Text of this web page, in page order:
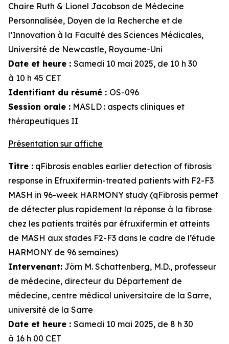
Chaire Ruth & Lionel Jacobson de Médecine
Personnalisée, Doyen de la Recherche et de
l’Innovation à la Faculté des Sciences Médicales,
Université de Newcastle, Royaume-Uni
Date et heure : Samedi 10 mai 2025, de 10 h 30
à 10 h 45 CET
Identifiant du résumé : OS-096
Session orale : MASLD : aspects cliniques et
thérapeutiques II
Présentation sur affiche
Titre : qFibrosis enables earlier detection of fibrosis
response in Efruxifermin-treated patients with F2-F3
MASH in 96-week HARMONY study (qFibrosis permet
de détecter plus rapidement la réponse à la fibrose
chez les patients traités par éfruxifermin et atteints
de MASH aux stades F2-F3 dans le cadre de l’étude
HARMONY de 96 semaines)
Intervenant: Jörn M. Schattenberg, M.D., professeur
de médecine, directeur du Département de
médecine, centre médical universitaire de la Sarre,
université de la Sarre
Date et heure : Samedi 10 mai 2025, de 8 h 30
à 16 h 00 CET